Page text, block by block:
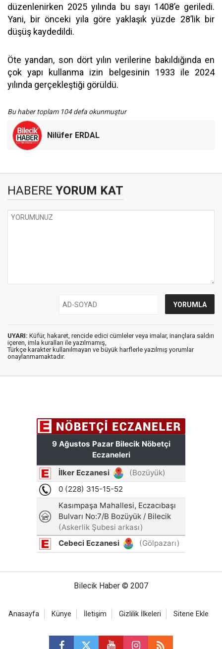
düzenlenirken 2025 yılında bu sayı 1408’e geriledi.
Yani, bir önceki yıla göre yaklaşık yüzde 28’lik bir
düşüş kaydedildi.
Öte yandan, son dört yılın verilerine bakıldığında en
çok yapı kullanma izin belgesinin 1933 ile 2024
yılında gerçekleştiği görüldü.
Bu haber toplam 104 defa okunmuştur
Nilüfer ERDAL
HABERE YORUM KAT
UYARI: Küfür, hakaret, rencide edici cümleler veya imalar, inançlara saldırı
içeren, imla kuralları ile yazılmamış,
Türkçe karakter kullanılmayan ve büyük harflerle yazılmış yorumlar
onaylanmamaktadır.
Bilecik Haber © 2007
Anasayfa Künye İletişim Gizlilik İlkeleri Sitene Ekle